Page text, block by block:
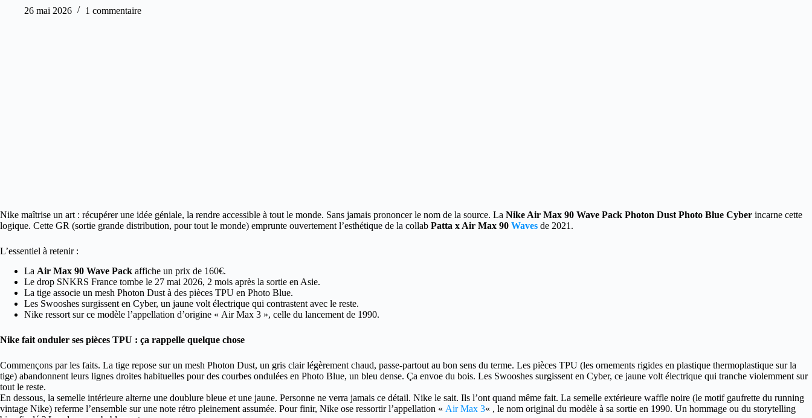
26 mai 2026 1 commentaire
Nike maîtrise un art : récupérer une idée géniale, la rendre accessible à tout le monde. Sans jamais prononcer le nom de la source. La Nike Air Max 90 Wave Pack Photon Dust Photo Blue Cyber incarne cette
logique. Cette GR (sortie grande distribution, pour tout le monde) emprunte ouvertement l’esthétique de la collab Patta x Air Max 90 Waves de 2021.
L’essentiel à retenir :
La Air Max 90 Wave Pack affiche un prix de 160€.
Le drop SNKRS France tombe le 27 mai 2026, 2 mois après la sortie en Asie.
La tige associe un mesh Photon Dust à des pièces TPU en Photo Blue.
Les Swooshes surgissent en Cyber, un jaune volt électrique qui contrastent avec le reste.
Nike ressort sur ce modèle l’appellation d’origine « Air Max 3 », celle du lancement de 1990.
Nike fait onduler ses pièces TPU : ça rappelle quelque chose
Commençons par les faits. La tige repose sur un mesh Photon Dust, un gris clair légèrement chaud, passe-partout au bon sens du terme. Les pièces TPU (les ornements rigides en plastique thermoplastique sur la
tige) abandonnent leurs lignes droites habituelles pour des courbes ondulées en Photo Blue, un bleu dense. Ça envoe du bois. Les Swooshes surgissent en Cyber, ce jaune volt électrique qui tranche violemment sur
tout le reste.
En dessous, la semelle intérieure alterne une doublure bleue et une jaune. Personne ne verra jamais ce détail. Nike le sait. Ils l’ont quand même fait. La semelle extérieure waffle noire (le motif gaufrette du running
vintage Nike) referme l’ensemble sur une note rétro pleinement assumée. Pour finir, Nike ose ressortir l’appellation « Air Max 3« , le nom original du modèle à sa sortie en 1990. Un hommage ou du storytelling